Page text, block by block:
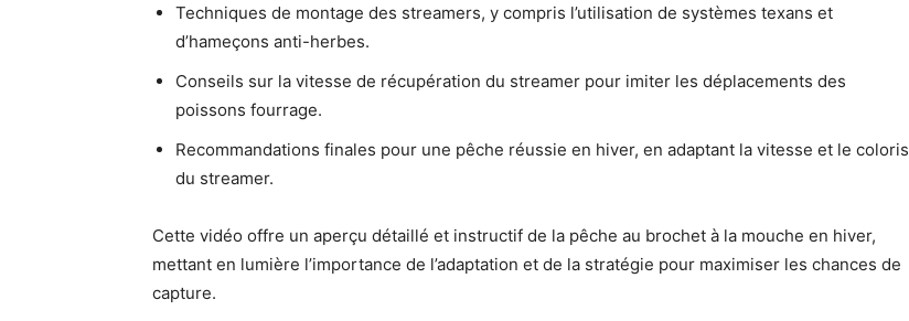
Techniques de montage des streamers, y compris l’utilisation de systèmes texans et
d’hameçons anti-herbes.
Conseils sur la vitesse de récupération du streamer pour imiter les déplacements des
poissons fourrage.
Recommandations finales pour une pêche réussie en hiver, en adaptant la vitesse et le coloris
du streamer.
Cette vidéo offre un aperçu détaillé et instructif de la pêche au brochet à la mouche en hiver,
mettant en lumière l’importance de l’adaptation et de la stratégie pour maximiser les chances de
capture.